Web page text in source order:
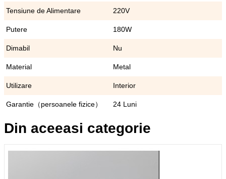
Tensiune de Alimentare 220V
Putere 180W
Dimabil Nu
Material Metal
Utilizare Interior
Garantie（persoanele fizice） 24 Luni
Din aceeasi categorie